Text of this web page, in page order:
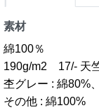
素材
綿100％
190g/m2 17/- 天
杢グレー : 綿80%
その他 : 綿100%